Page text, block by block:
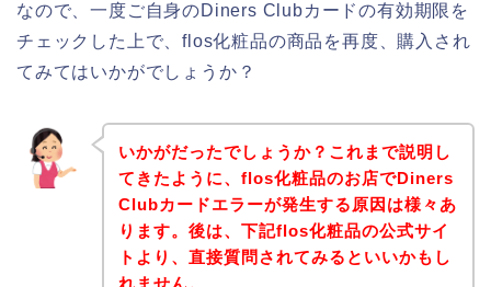
なので、一度ご自身のDiners Clubカードの有効期限を
チェックした上で、flos化粧品の商品を再度、購入され
てみてはいかがでしょうか？
いかがだったでしょうか？これまで説明し
てきたように、flos化粧品のお店でDiners
Clubカードエラーが発生する原因は様々あ
ります。後は、下記flos化粧品の公式サイ
トより、直接質問されてみるといいかもし
れません。